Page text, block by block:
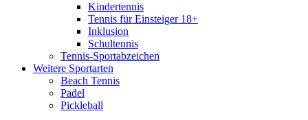
Kindertennis
Tennis für Einsteiger 18+
Inklusion
Schultennis
Tennis-Sportabzeichen
Weitere Sportarten
Beach Tennis
Padel
Pickleball